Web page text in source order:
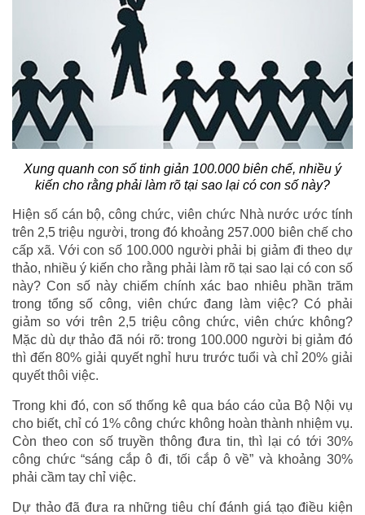
Xung quanh con số tinh giản 100.000 biên chế, nhiều ý
kiến cho rằng phải làm rõ tại sao lại có con số này?
Hiện số cán bộ, công chức, viên chức Nhà nước ước tính
trên 2,5 triệu người, trong đó khoảng 257.000 biên chế cho
cấp xã. Với con số 100.000 người phải bị giảm đi theo dự
thảo, nhiều ý kiến cho rằng phải làm rõ tại sao lại có con số
này? Con số này chiếm chính xác bao nhiêu phần trăm
trong tổng số công, viên chức đang làm việc? Có phải
giảm so với trên 2,5 triệu công chức, viên chức không?
Mặc dù dự thảo đã nói rõ: trong 100.000 người bị giảm đó
thì đến 80% giải quyết nghỉ hưu trước tuổi và chỉ 20% giải
quyết thôi việc.
Trong khi đó, con số thống kê qua báo cáo của Bộ Nội vụ
cho biết, chỉ có 1% công chức không hoàn thành nhiệm vụ.
Còn theo con số truyền thông đưa tin, thì lại có tới 30%
công chức “sáng cắp ô đi, tối cắp ô về” và khoảng 30%
phải cầm tay chỉ việc.
Dự thảo đã đưa ra những tiêu chí đánh giá tạo điều kiện